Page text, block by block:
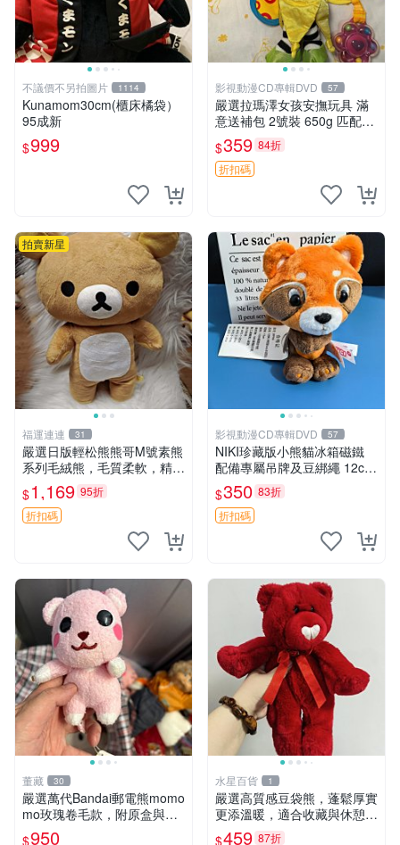
不議價不另拍圖片 1114
Kunamom30cm(櫃床橘袋）
95成新
$999
影視動漫CD專輯DVD 57
嚴選拉瑪澤女孩安撫玩具 滿
意送補包 2號裝 650g 匹配嬰
幼童舒壓好伴侶 女孩專用 安
心選擇 安撫玩偶 衝包 玩具
$359 84折
折扣碼
拍賣新星
福運連連 31
嚴選日版輕松熊熊哥M號素熊
系列毛絨熊，毛質柔軟，精緻
可愛，尺寸35cm，保存狀態
優異。收藏或贈送皆為佳選。
中古 毛絨熊 毛玩偶
$1,169 95折
折扣碼
影視動漫CD專輯DVD 57
NIKI珍藏版小熊貓冰箱磁鐵
配備專屬吊牌及豆綁繩 12cm
廢品嚴選 好評推薦 小熊貓冰
箱貼 磁鐵掛件 冰箱飾品
$350 83折
折扣碼
董藏 30
嚴選萬代Bandai郵電熊momo
mo玫瑰卷毛款，附原盒與吊
牌，粉嫩可愛入手即柔軟～
$950
水星百貨 1
嚴選高質感豆袋熊，蓬鬆厚實
更添溫暖，適合收藏與休憩。
前胸填充飽滿，背部亦具優雅
$459 87折